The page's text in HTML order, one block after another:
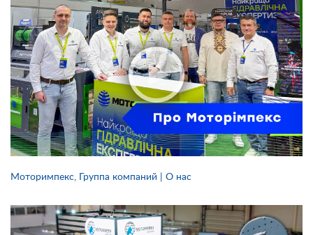
Моторимпекс, Группа компаний | О нас